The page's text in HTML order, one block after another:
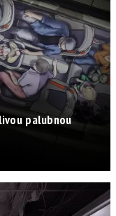
palubnou